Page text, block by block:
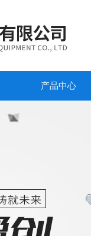
产品中心